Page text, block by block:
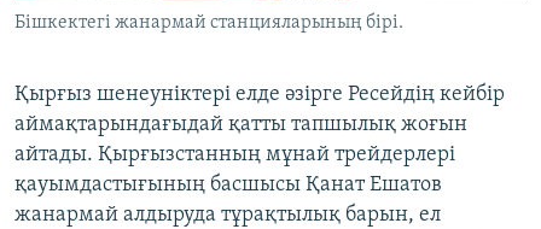
Бішкектегі жанармай станцияларының бірі.
Қырғыз шенеуніктері елде әзірге Ресейдің кейбір
аймақтарындағыдай қатты тапшылық жоғын
айтады. Қырғызстанның мұнай трейдерлері
қауымдастығының басшысы Қанат Ешатов
жанармай алдыруда тұрақтылық барын, ел